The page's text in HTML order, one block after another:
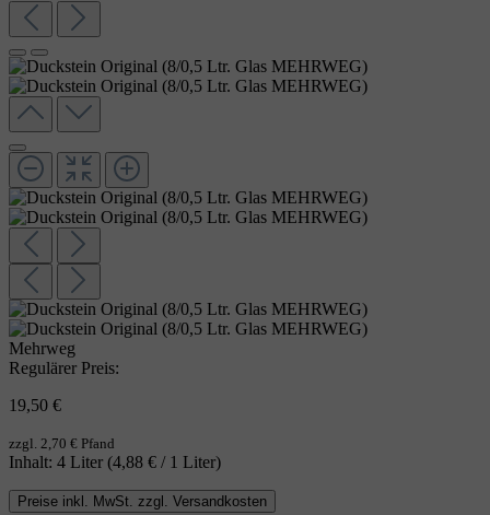
Mehrweg
Regulärer Preis:
19,50 €
zzgl. 2,70 € Pfand
Inhalt: 4 Liter (4,88 € / 1 Liter)
Preise inkl. MwSt. zzgl. Versandkosten